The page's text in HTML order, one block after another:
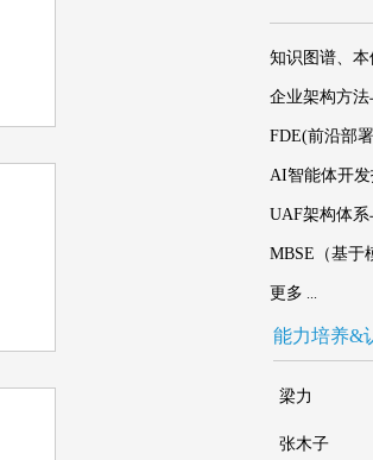
知识图谱、
企业架构方
FDE(前沿部
AI智能体开
UAF架构体
MBSE（基于
更多 ...
能力培养&